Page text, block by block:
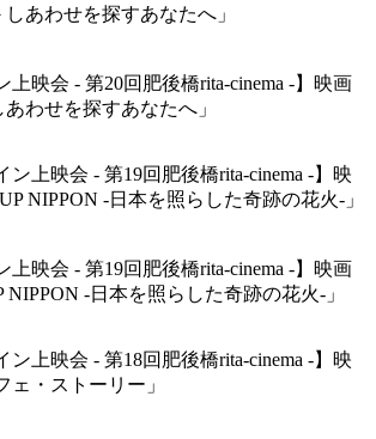
上映会 - 第20回肥後橋rita-cinema -】映画
あわせを探すあなたへ」
上映会 - 第19回肥後橋rita-cinema -】映画
NIPPON -日本を照らした奇跡の花火-」